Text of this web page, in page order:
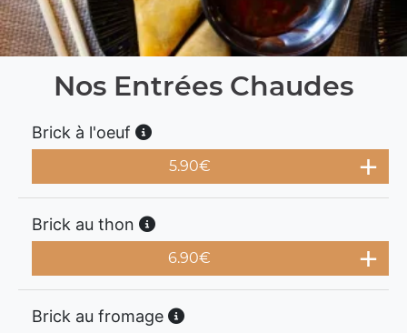
Nos Entrées Chaudes
Brick à l'oeuf
5.90€
Brick au thon
6.90€
Brick au fromage